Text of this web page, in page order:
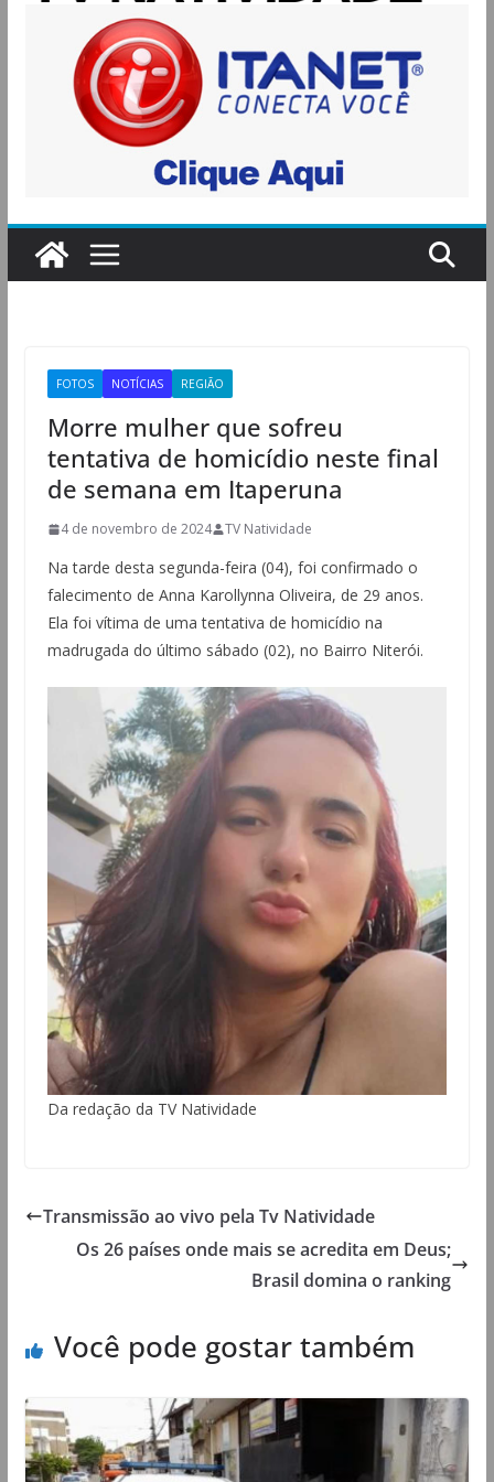
FOTOS NOTÍCIAS REGIÃO
Morre mulher que sofreu
tentativa de homicídio neste final
de semana em Itaperuna
4 de novembro de 2024 TV Natividade
Na tarde desta segunda-feira (04), foi confirmado o
falecimento de Anna Karollynna Oliveira, de 29 anos.
Ela foi vítima de uma tentativa de homicídio na
madrugada do último sábado (02), no Bairro Niterói.
Da redação da TV Natividade
Transmissão ao vivo pela Tv Natividade
Os 26 países onde mais se acredita em Deus;
Brasil domina o ranking
Você pode gostar também